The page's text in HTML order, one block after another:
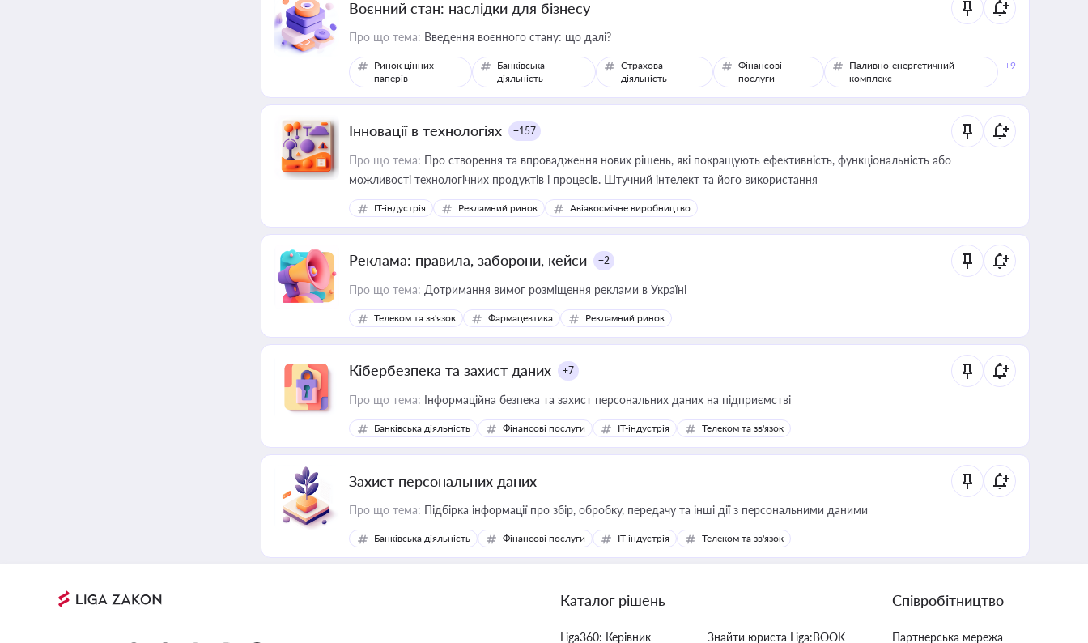
Воєнний стан: наслідки для бізнесу
Про що тема: Введення воєнного стану: що далі?
Ринок цінних
паперів
Банківська
діяльність
Страхова
діяльність
Фінансові
послуги
Паливно-енергетичний
комплекс
+9
Інновації в технологіях +157
Про що тема: Про створення та впровадження нових рішень, які покращують ефективність, функціональність або
можливості технологічних продуктів і процесів. Штучний інтелект та його використання
IT-індустрія Рекламний ринок Авіакосмічне виробництво
Реклама: правила, заборони, кейси +2
Про що тема: Дотримання вимог розміщення реклами в Україні
Телеком та зв'язок Фармацевтика Рекламний ринок
Кібербезпека та захист даних +7
Про що тема: Інформаційна безпека та захист персональних даних на підприємстві
Банківська діяльність Фінансові послуги IT-індустрія Телеком та зв'язок
Захист персональних даних
Про що тема: Підбірка інформації про збір, обробку, передачу та інші дії з персональними даними
Банківська діяльність Фінансові послуги IT-індустрія Телеком та зв'язок
Каталог рішень
Liga360: Керівник Знайти юриста Liga:BOOK
Співробітництво
Партнерська мережа